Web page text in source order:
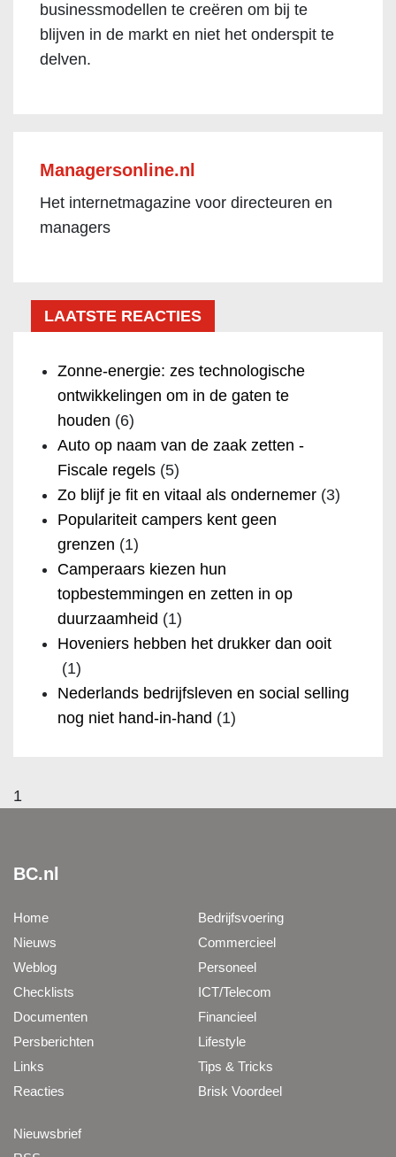
businessmodellen te creëren om bij te
blijven in de markt en niet het onderspit te
delven.
Managersonline.nl
Het internetmagazine voor directeuren en
managers
LAATSTE REACTIES
Zonne-energie: zes technologische
ontwikkelingen om in de gaten te
houden (6)
Auto op naam van de zaak zetten -
Fiscale regels (5)
Zo blijf je fit en vitaal als ondernemer (3)
Populariteit campers kent geen
grenzen (1)
Camperaars kiezen hun
topbestemmingen en zetten in op
duurzaamheid (1)
Hoveniers hebben het drukker dan ooit
(1)
Nederlands bedrijfsleven en social selling
nog niet hand-in-hand (1)
1
BC.nl
Home
Nieuws
Weblog
Checklists
Documenten
Persberichten
Links
Reacties
Bedrijfsvoering
Commercieel
Personeel
ICT/Telecom
Financieel
Lifestyle
Tips & Tricks
Brisk Voordeel
Nieuwsbrief